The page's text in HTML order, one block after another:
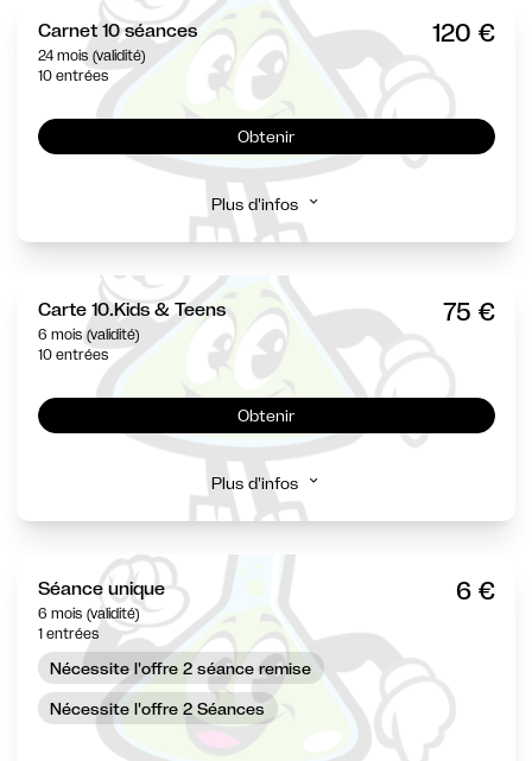
Carnet 10 séances
24 mois (validité)
10 entrées
120 €
Obtenir
Plus d'infos
Carte 10.Kids & Teens
6 mois (validité)
10 entrées
75 €
Obtenir
Plus d'infos
Séance unique
6 mois (validité)
1 entrées
6 €
Nécessite l'offre 2 séance remise
Nécessite l'offre 2 Séances